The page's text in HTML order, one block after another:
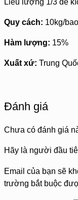
Liều lượng 1/3 để
Quy cách: 10kg/bao
Hàm lượng: 15%
Xuất xứ: Trung
Đánh giá
Chưa có đánh giá
Hãy là người đầu
Email của bạn sẽ
trường bắt buộc